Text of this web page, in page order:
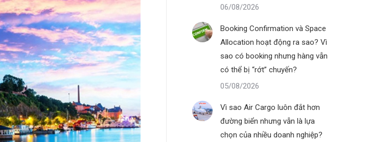
06/08/2026
Booking Confirmation và Space
Allocation hoạt động ra sao? Vì
sao có booking nhưng hàng vẫn
có thể bị “rớt” chuyến?
05/08/2026
Vì sao Air Cargo luôn đắt hơn
đường biển nhưng vẫn là lựa
chọn của nhiều doanh nghiệp?